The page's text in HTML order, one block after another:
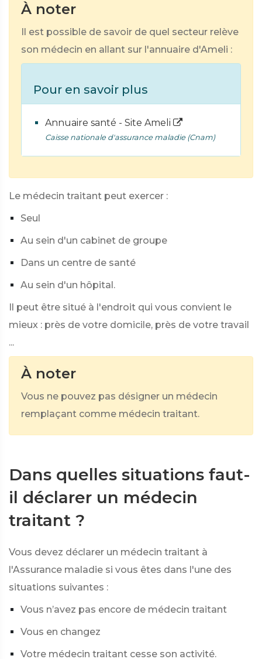
À noter
Il est possible de savoir de quel secteur relève
son médecin en allant sur l'annuaire d'Ameli :
Pour en savoir plus
Annuaire santé - Site Ameli
Caisse nationale d'assurance maladie (Cnam)
Le médecin traitant peut exercer :
Seul
Au sein d'un cabinet de groupe
Dans un centre de santé
Au sein d'un hôpital.
Il peut être situé à l'endroit qui vous convient le
mieux : près de votre domicile, près de votre travail
...
À noter
Vous ne pouvez pas désigner un médecin
remplaçant comme médecin traitant.
Dans quelles situations faut-
il déclarer un médecin
traitant ?
Vous devez déclarer un médecin traitant à
l'Assurance maladie si vous êtes dans l'une des
situations suivantes :
Vous n’avez pas encore de médecin traitant
Vous en changez
Votre médecin traitant cesse son activité.